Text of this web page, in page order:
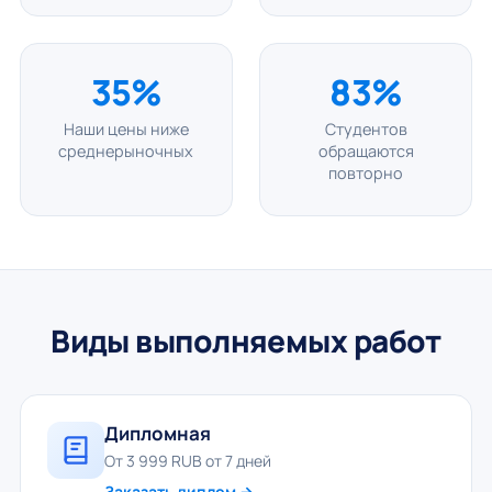
35%
Наши цены ниже
среднерыночных
83%
Студентов
обращаются
повторно
Виды выполняемых работ
Дипломная
От 3 999 RUB от 7 дней